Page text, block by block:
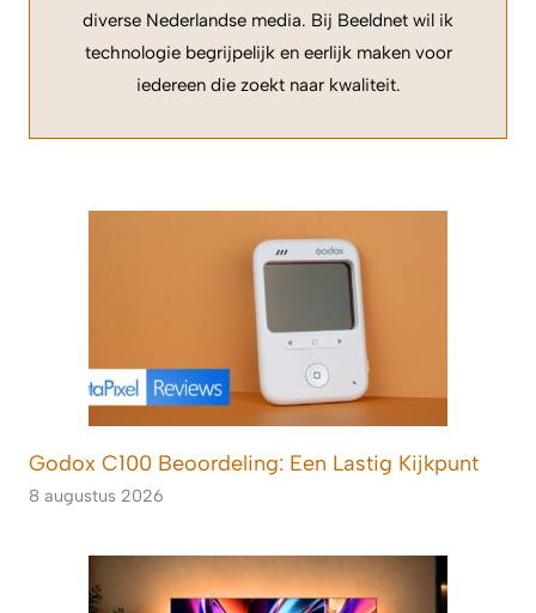
diverse Nederlandse media. Bij Beeldnet wil ik
technologie begrijpelijk en eerlijk maken voor
iedereen die zoekt naar kwaliteit.
Godox C100 Beoordeling: Een Lastig Kijkpunt
8 augustus 2026